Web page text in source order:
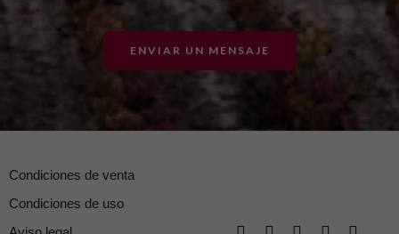
ENVIAR UN MENSAJE
Condiciones de venta
Condiciones de uso